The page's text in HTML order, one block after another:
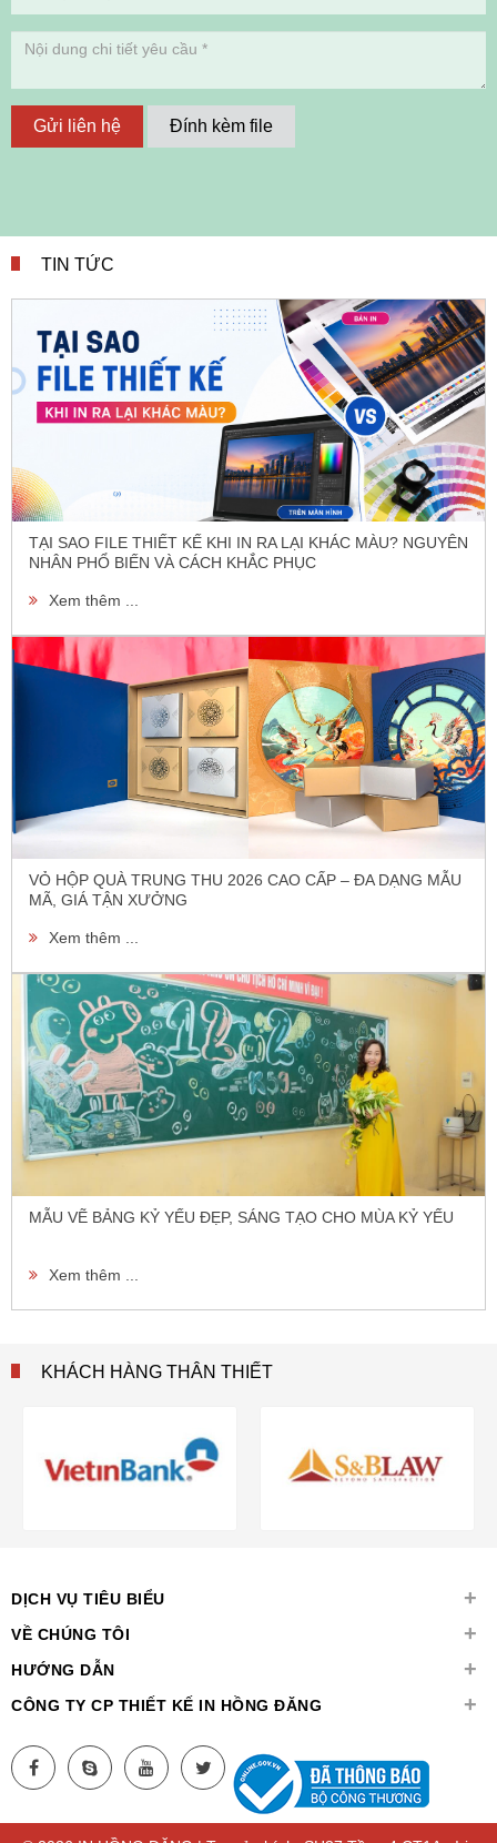
Gửi liên hệ Đính kèm file
TIN TỨC
TẠI SAO FILE THIẾT KẾ KHI IN RA LẠI KHÁC MÀU? NGUYÊN
NHÂN PHỔ BIẾN VÀ CÁCH KHẮC PHỤC
Xem thêm ...
VỎ HỘP QUÀ TRUNG THU 2026 CAO CẤP – ĐA DẠNG MẪU
MÃ, GIÁ TẬN XƯỞNG
Xem thêm ...
MẪU VẼ BẢNG KỶ YẾU ĐẸP, SÁNG TẠO CHO MÙA KỶ YẾU
Xem thêm ...
KHÁCH HÀNG THÂN THIẾT
DỊCH VỤ TIÊU BIỂU +
VỀ CHÚNG TÔI +
HƯỚNG DẪN +
CÔNG TY CP THIẾT KẾ IN HỒNG ĐĂNG +